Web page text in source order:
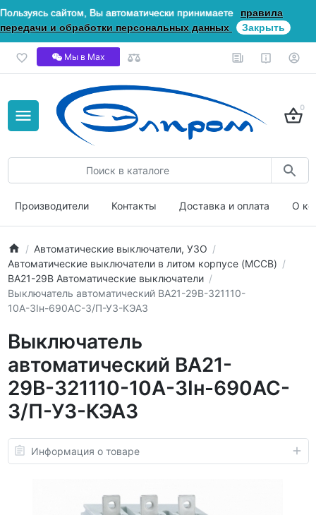
Пользуясь сайтом, Вы автоматически принимаете
правила
передачи и обработки персональных данных
Закрыть
Мы в Мах
0
Производители Контакты Доставка и оплата О
Автоматические выключатели, УЗО
Автоматические выключатели в литом корпусе (MCCB)
ВА21-29В Автоматические выключатели
Выключатель автоматический ВА21-29В-321110-
10А-3Iн-690AC-З/П-У3-КЭАЗ
Выключатель
автоматический ВА21-
29В-321110-10А-3Iн-690AC-
З/П-У3-КЭАЗ
Информация о товаре